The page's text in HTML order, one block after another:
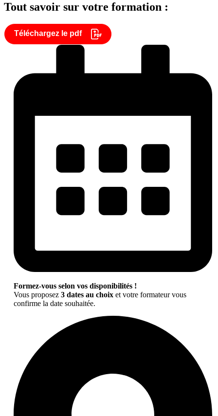
Tout savoir sur votre formation :
Téléchargez le pdf
Formez-vous selon vos disponibilités !
Vous proposez 3 dates au choix et votre formateur vous
confirme la date souhaitée.